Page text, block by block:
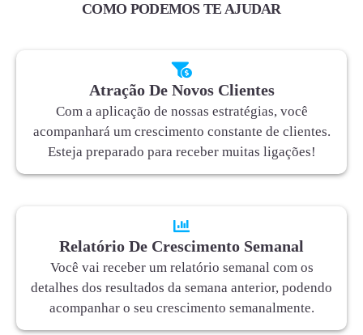
COMO PODEMOS TE AJUDAR
Atração De Novos Clientes
Com a aplicação de nossas estratégias, você
acompanhará um crescimento constante de clientes.
Esteja preparado para receber muitas ligações!
Relatório De Crescimento Semanal
Você vai receber um relatório semanal com os
detalhes dos resultados da semana anterior, podendo
acompanhar o seu crescimento semanalmente.